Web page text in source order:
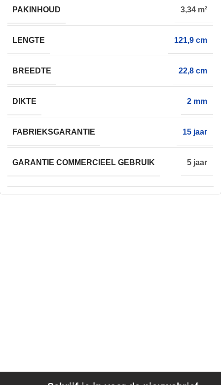
PAKINHOUD 3,34 m²
LENGTE 121,9 cm
BREEDTE 22,8 cm
DIKTE 2 mm
FABRIEKSGARANTIE 15 jaar
GARANTIE COMMERCIEEL GEBRUIK 5 jaar